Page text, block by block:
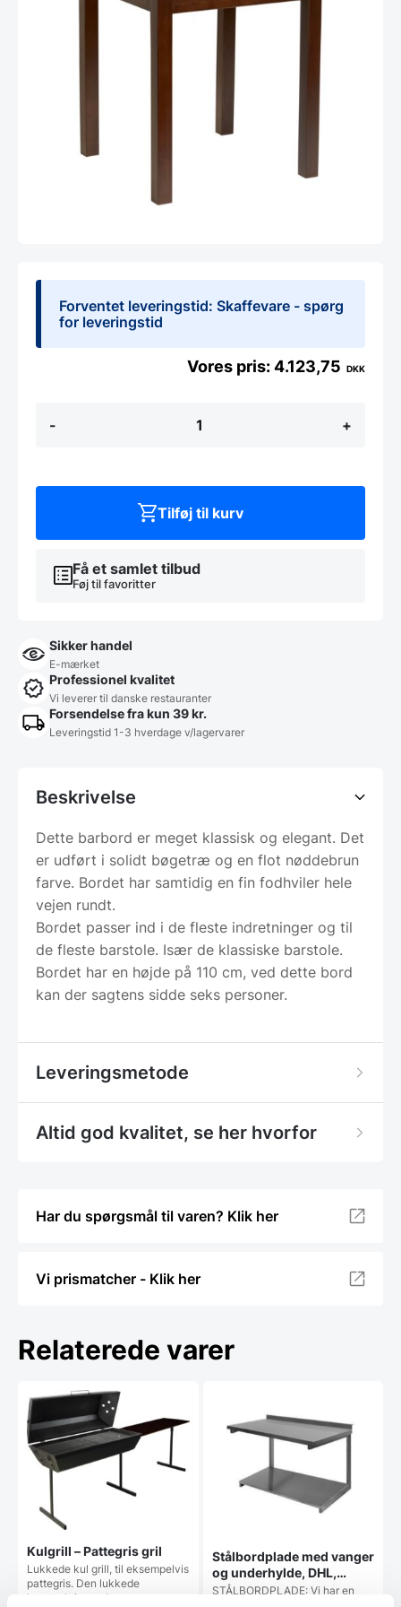
Forventet leveringstid: Skaffevare - spørg
for leveringstid
-
barbord
+
4.123,75 DKK
Få et samlet tilbud
Føj til favoritter
Tilføj til kurv
Sikker handel
E-mærket
Professionel kvalitet
Vi leverer til danske restauranter
Forsendelse fra kun 39 kr.
Leveringstid 1-3 hverdage v/lagervarer
Beskrivelse
Dette barbord er meget klassisk og elegant. Det
er udført i solidt bøgetræ og en flot nøddebrun
farve. Bordet har samtidig en fin fodhviler hele
vejen rundt.
Bordet passer ind i de fleste indretninger og til
de fleste barstole. Især de klassiske barstole.
Bordet har en højde på 110 cm, ved dette bord
kan der sagtens sidde seks personer.
Leveringsmetode
Altid god kvalitet, se her hvorfor
Har du spørgsmål til varen? Klik her
Vi prismatcher - Klik her
Relaterede varer
Kulgrill – Pattegris gril
Lukkede kul grill, til eksempelvis
pattegris. Den lukkede
konstruktion reducerer…
Stålbordplade med vanger
og underhylde, DHL,
700mm dyb i mange
STÅLBORDPLADE: Vi har en